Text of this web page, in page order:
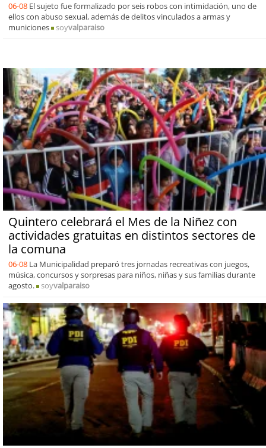
06-08 El sujeto fue formalizado por seis robos con intimidación, uno de
ellos con abuso sexual, además de delitos vinculados a armas y
municiones
soyvalparaiso
Quintero celebrará el Mes de la Niñez con
actividades gratuitas en distintos sectores de
la comuna
06-08 La Municipalidad preparó tres jornadas recreativas con juegos,
música, concursos y sorpresas para niños, niñas y sus familias durante
agosto.
soyvalparaiso